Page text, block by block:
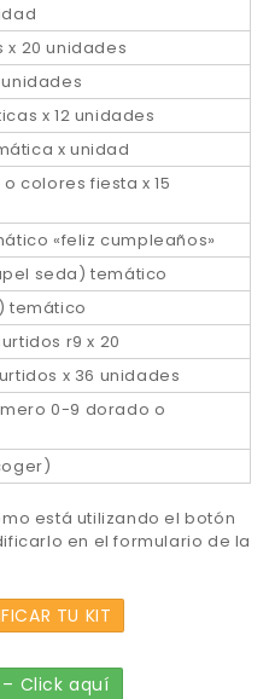
20 unidades
x 12 unidades
x unidad
colores fiesta x 15
«feliz cumpleaños»
seda) temático
temático
r9 x 20
x 36 unidades
0-9 dorado o
está utilizando el botón
en el formulario de la
TU KIT
Click aquí